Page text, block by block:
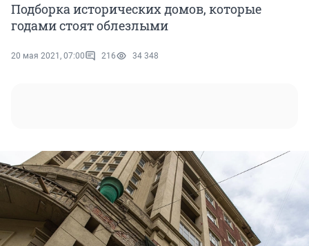
Подборка исторических домов, которые
годами стоят облезлыми
20 мая 2021, 07:00 216 34 348